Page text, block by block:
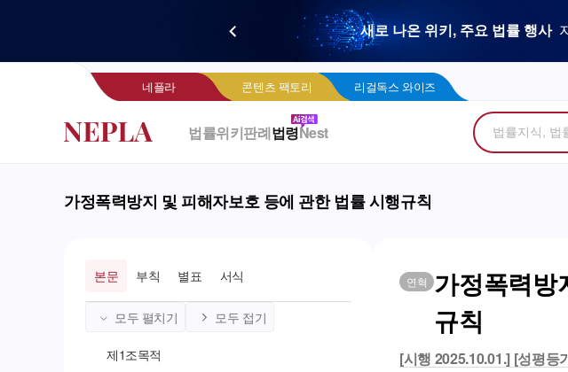
우리
콘텐츠 팩토리에
새로 나온 위키, 주요 법률 행사
LegalDocs
Wise 리걸독
네플라 광고 문의 법률 소비
네플라 콘텐츠 팩토리 리걸독스 와이즈
법률위키판례법령Nest
가정폭력방지 및 피해자보호 등에 관한 법률 시행규칙
본문 부칙 별표 서식
모두 펼치기 모두 접기
제1조목적
연혁 가정폭력방
규칙
[시행 2025.10.01.] [성평등